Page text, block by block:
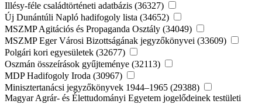
Illésy-féle családtörténeti adatbázis (36327)
Új Dunántúli Napló hadifogoly lista (34652)
MSZMP Agitációs és Propaganda Osztály (34049)
MSZMP Eger Városi Bizottságának jegyzőkönyvei (33609)
Polgári kori egyesületek (32677)
Oszmán összeírások gyűjteménye (32113)
MDP Hadifogoly Iroda (30967)
Minisztertanácsi jegyzőkönyvek 1944–1965 (29388)
Magyar Agrár- és Élettudományi Egyetem jogelődeinek testületi